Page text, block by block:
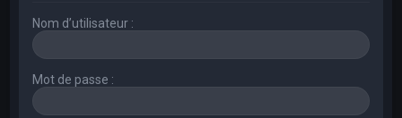
Nom d’utilisateur :
Mot de passe :